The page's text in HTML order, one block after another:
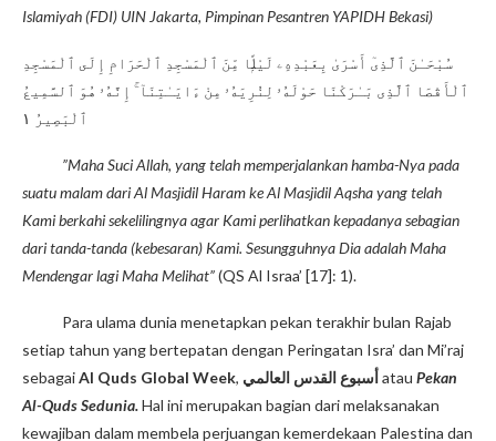
Islamiyah (FDI) UIN Jakarta, Pimpinan Pesantren YAPIDH Bekasi)
سُبْحَـٰنَ ٱلَّذِىٓ أَسْرَىٰ بِعَبْدِهِۦ لَيْلًۭا مِّنَ ٱلْمَسْجِدِ ٱلْحَرَامِ إِلَى ٱلْمَسْجِدِ
ٱلْأَقْصَا ٱلَّذِى بَـٰرَكْنَا حَوْلَهُۥ لِنُرِيَهُۥ مِنْ ءَايَـٰتِنَآ ۚ إِنَّهُۥ هُوَ ٱلسَّمِيعُ
ٱلْبَصِيرُ ١
”Maha Suci Allah, yang telah memperjalankan hamba-Nya pada
suatu malam dari Al Masjidil Haram ke Al Masjidil Aqsha yang telah
Kami berkahi sekelilingnya agar Kami perlihatkan kepadanya sebagian
dari tanda-tanda (kebesaran) Kami. Sesungguhnya Dia adalah Maha
Mendengar lagi Maha Melihat”(QS Al Israa’ [17]: 1).
Para ulama dunia menetapkan pekan terakhir bulan Rajab
setiap tahun yang bertepatan dengan Peringatan Isra’ dan Mi’raj
sebagaiAl Quds Global Week, أسبوع القدس العالميatau Pekan
Al-Quds Sedunia.Hal ini merupakan bagian dari melaksanakan
kewajiban dalam membela perjuangan kemerdekaan Palestina dan